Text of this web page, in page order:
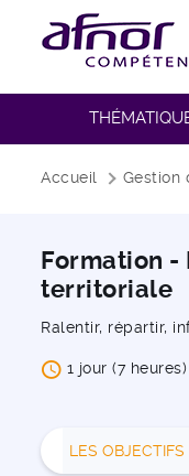
Fil d'Ariane
Accueil Gestion
Formation
territoriale
Ralentir, répartir,
1 jour (7 heures)
LES OBJECTIFS